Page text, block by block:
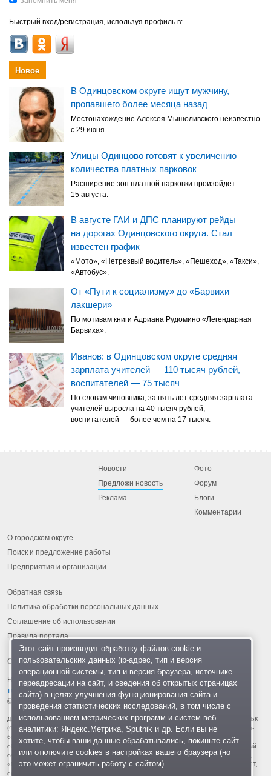
Быстрый вход/регистрация, используя профиль в:
Новое
В Одинцовском округе ищут мужчину,
пропавшего более месяца назад
Местонахождение Алексея Мышоливского неизвестно
с 29 июня.
Улицы Одинцово готовят к увеличению
количества платных парковок
Расширение зон платной парковки произойдёт
15 августа.
В августе ГАИ и ДПС планируют рейды
на дорогах Одинцовского округа. Стал
известен график
«Мото», «Нетрезвый водитель», «Пешеход», «Такси»,
«Автобус».
От «Пути к социализму» до «Барвихи
лакшери»
По мотивам книги Адриана Рудомино «Легендарная
Барвиха».
Иванов: в Одинцовском округе средняя
зарплата учителей — 110 тысяч рублей,
воспитателей — 75 тысяч
По словам чиновника, за пять лет средняя зарплата
учителей выросла на 40 тысяч рублей,
воспитателей — более чем на 17 тысяч.
Новости
Предложи новость
Реклама
Фото
Форум
Блоги
Комментарии
О городском округе
Поиск и предложение работы
Предприятия и организации
Обратная связь
Политика обработки персональных данных
Соглашение об использовании
Правила портала
На информационном ресурсе применяются рекомендательные
технологии
© 2013-2026 «ОИНФО»,
сделано в Одинцово
Для читателей: В России признаны экстремистскими и запрещены организации ФБК
(Фонд борьбы с коррупцией, признан иноагентом), Штабы Навального, «Национал-
большевистская партия», «Свидетели Иеговы», «Армия воли народа», «Русский
общенациональный союз», «Движение против нелегальной иммиграции», «Правый
сектор», УНА-УНСО, УПА, «Тризуб им. Степана Бандеры», «Мизантропик дивижн»,
«Меджлис крымскотатарского народа», движение «Артподготовка», движение ЛГБТ,
общероссийская политическая партия «Воля», АУЕ, батальоны «Азов» и «Айдар».
Этот сайт производит обработку файлов cookieи
пользовательских данных (ip-адрес, тип и версия
операционной системы, тип и версия браузера, источнике
переадресации на сайт, и сведения об открытых страницах
сайта) в целях улучшения функционирования сайта и
проведения статистических исследований, в том числе с
использованием метрических программ и систем веб-
аналитики: Яндекс.Метрика, Sputnik и др. Если вы не
хотите, чтобы ваши данные обрабатывались, покиньте сайт
или отключите cookies в настройках вашего браузера (но
это может ограничить работу с сайтом).